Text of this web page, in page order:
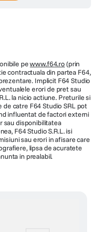
pewww.f64.ro(prin
contractuala din partea F64,
Implicit F64 Studio
erori de pret sau
la nicio actiune. Preturile si
catre F64 Studio SRL pot
influentat de factori externi
sau disponibilitatea
F64 Studio S.R.L. isi
sau erori in afisare care
lipsa de acuratete
in prealabil.